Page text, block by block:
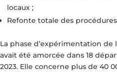
locaux ;
Refonte totale des procédures
La phase d’expérimentation de
avait été amorcée dans 18
2023. Elle concerne plus de 40